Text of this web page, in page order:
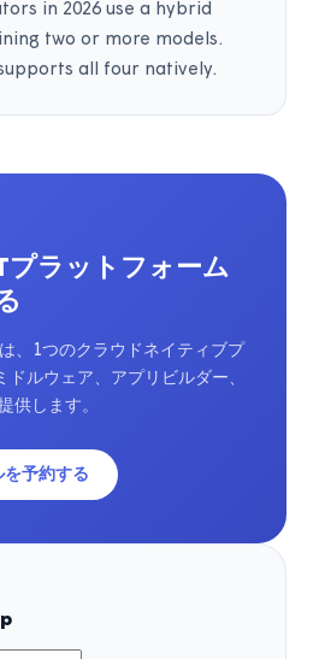
in 2026 use a hybrid
two or more models.
all four natively.
プラットフォーム
、1つのクラウドネイティブプ
ドルウェア、アプリビルダー、
供します。
予約する